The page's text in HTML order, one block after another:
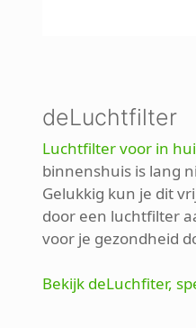
deLuchtfilter
Luchtfilter voor in
binnenshuis is lang
Gelukkig kun je dit
door een luchtfilter
voor je gezondheid
Bekijk deLuchfiter,